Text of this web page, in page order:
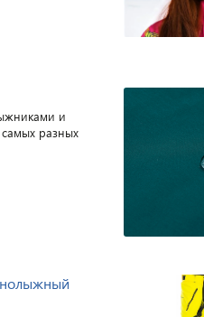
и
разных